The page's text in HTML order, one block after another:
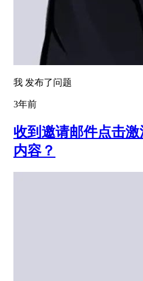
我 发布了问题
3年前
收到邀请邮件点击
内容？